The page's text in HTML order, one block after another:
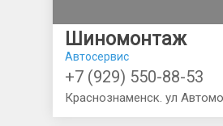
Шиномонтаж
Автосервис
+7 (929) 550-88-53